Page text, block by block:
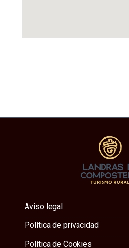
Aviso legal
Política de privacidad
Política de Cookies